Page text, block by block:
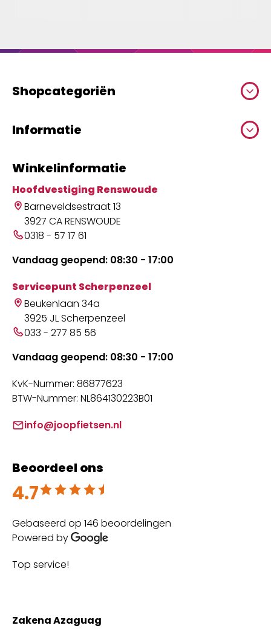
Shopcategoriën
Informatie
Winkelinformatie
Hoofdvestiging Renswoude
Barneveldsestraat 13
3927 CA RENSWOUDE
0318 - 57 17 61
Vandaag geopend: 08:30 - 17:00
Servicepunt Scherpenzeel
Beukenlaan 34a
3925 JL Scherpenzeel
033 - 277 85 56
Vandaag geopend: 08:30 - 17:00
KvK-Nummer: 86877623
BTW-Nummer: NL864130223B01
info@joopfietsen.nl
Beoordeel ons
4.7
Beoordeeld met 4.7 uit 5
Gebaseerd op 146 beoordelingen
Powered by
Top service!
Zakena Azaguag